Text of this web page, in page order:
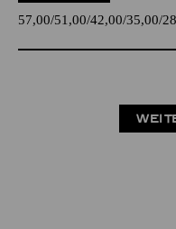
57,00 51,00 42,00 35,00